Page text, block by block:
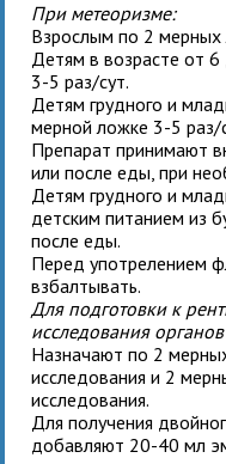
При метеоризме:
Взрослымпо 2 мерных
Детям в возрасте от
3-5 раз/сут.
Детям грудного и
мерной ложке 3-5 раз/
Препарат принимают
или после еды, при
Детям грудного и
детским питанием из
после еды.
Перед употрелением
взбалтывать.
Для подготовки к
исследования
Назначают по 2
исследования и 2
исследования.
Для получения
добавляют 20-40 мл